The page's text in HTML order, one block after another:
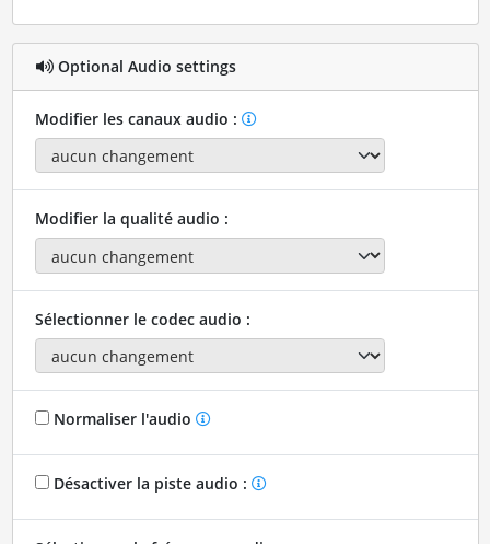
Optional Audio settings
Modifier les canaux audio :
Modifier la qualité audio :
Sélectionner le codec audio :
Normaliser l'audio
Désactiver la piste audio :